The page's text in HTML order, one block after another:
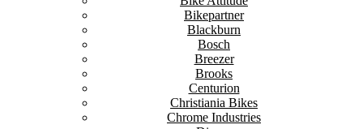
Bikepartner
Blackburn
Bosch
Breezer
Brooks
Centurion
Christiania Bikes
Chrome Industries